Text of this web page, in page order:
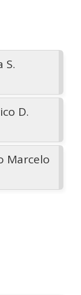
S.
D.
Marcelo